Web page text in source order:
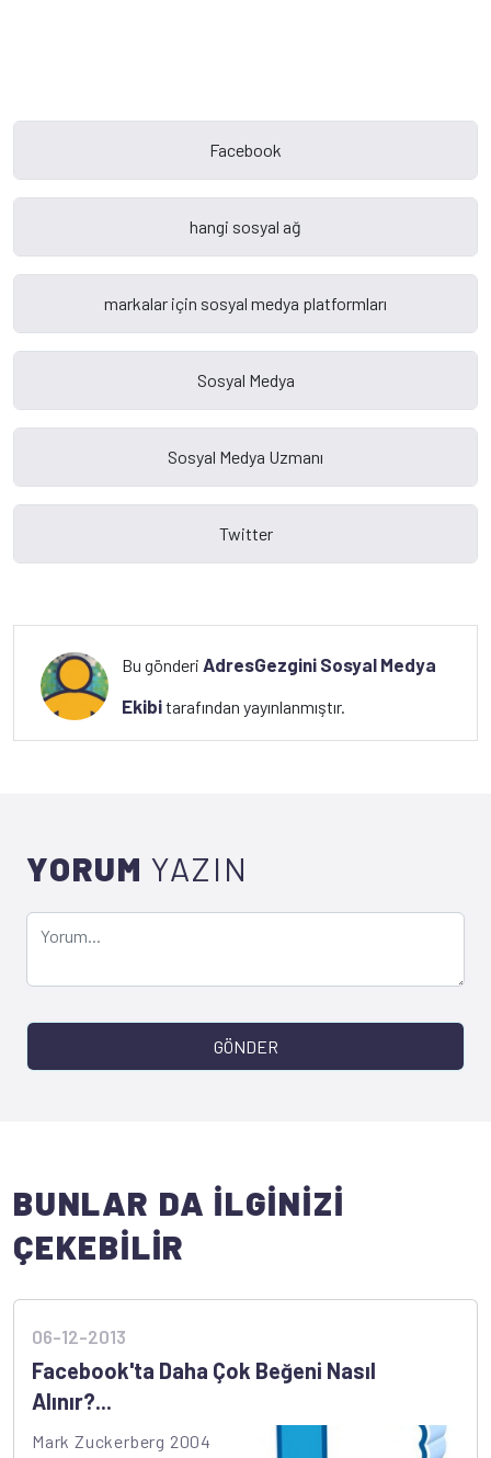
Bu gönderi AdresGezgini Sosyal Medya
Ekibitarafından yayınlanmıştır.
YORUM YAZIN
GÖNDER
BUNLAR DA İLGİNİZİ
ÇEKEBİLİR
06-12-2013
Facebook'ta Daha Çok Beğeni Nasıl
Alınır?...
Mark Zuckerberg 2004